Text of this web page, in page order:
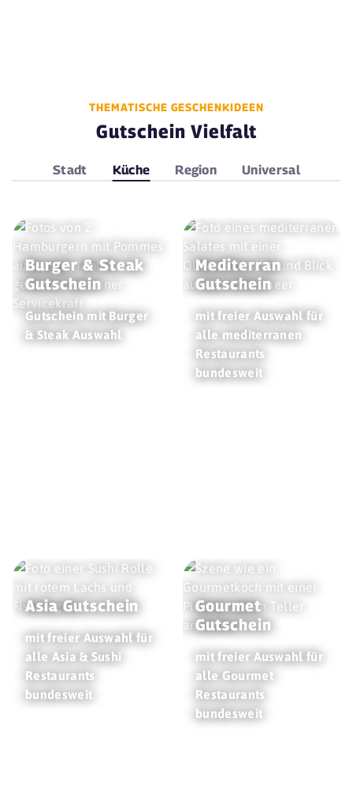
THEMATISCHE GESCHENKIDEEN
Gutschein Vielfalt
Stadt Küche Region Universal
Burger & Steak
Gutschein
Gutschein mit Burger
& Steak Auswahl
Mediterran
Gutschein
mit freier Auswahl für
alle mediterranen
Restaurants
bundesweit
Asia Gutschein
mit freier Auswahl für
alle Asia & Sushi
Restaurants
bundesweit
Gourmet
Gutschein
mit freier Auswahl für
alle Gourmet
Restaurants
bundesweit